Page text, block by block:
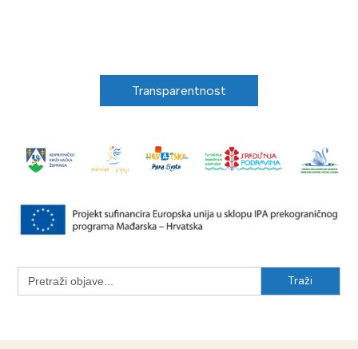
Transparentnost
Search
for: